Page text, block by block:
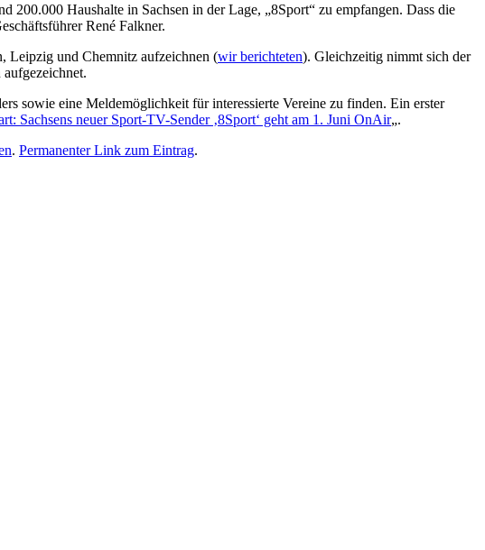
200.000 Haushalte in Sachsen in der Lage, „8Sport“ zu empfangen. Dass die
René Falkner.
Leipzig und Chemnitz aufzeichnen (wir berichteten). Gleichzeitig nimmt sich der
sowie eine Meldemöglichkeit für interessierte Vereine zu finden. Ein erster
Sachsens neuer Sport-TV-Sender ‚8Sport‘ geht am 1. Juni OnAir„.
. Permanenter Link zum Eintrag.